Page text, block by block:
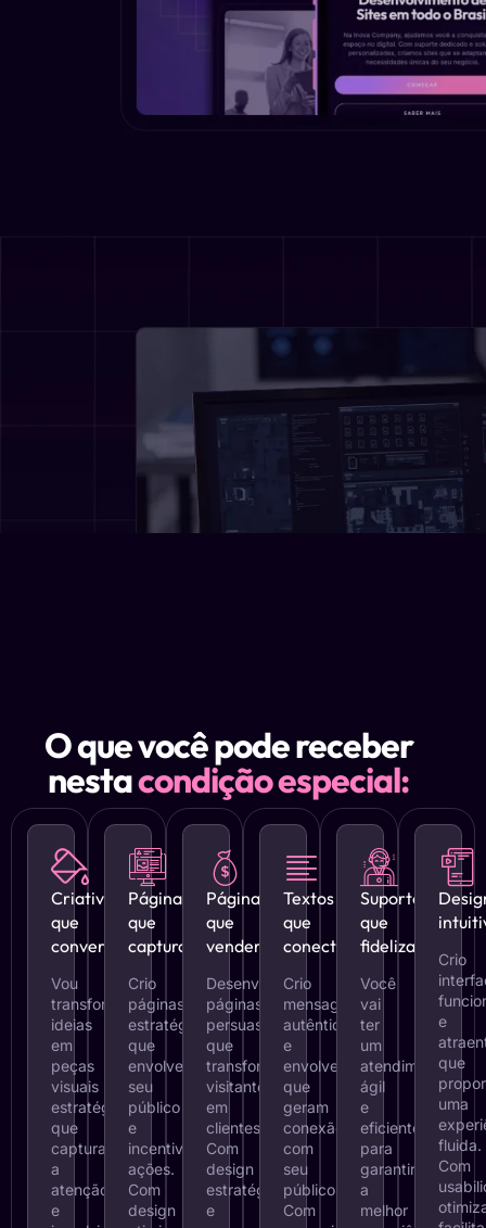
O que você pode receber
nestacondição especial:
Criativos
que
convertem
Vou
transformar
ideias
em
peças
visuais
estratégicas
que
capturam
a
atenção
e
Páginas
que
capturam
Crio
páginas
estratégicas
que
envolvem
seu
público
e
incentivam
ações.
Com
design
Páginas
que
vendem
Desenvolvo
páginas
persuasivas
que
transformam
visitantes
em
clientes.
Com
design
estratégico
e
Textos
que
conectam
Crio
mensagens
autênticas
e
envolventes
que
geram
conexão
com
seu
público.
Com
Suporte
que
fideliza
Você
vai
ter
um
atendimento
ágil
e
eficiente
para
garantir
a
melhor
Crio
e
que
uma
fluida.
Com